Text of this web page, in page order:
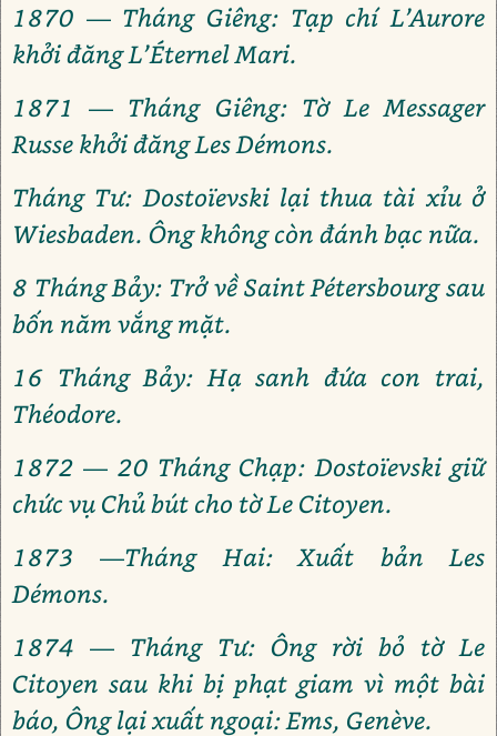
1870 — Tháng Giêng: Tạp chí L’Aurore
khởi đăng L’Éternel Mari.
1871 — Tháng Giêng: Tờ Le Messager
Russe khởi đăng Les Démons.
Tháng Tư: Dostoïevski lại thua tài xỉu ở
Wiesbaden. Ông không còn đánh bạc nữa.
8 Tháng Bảy: Trở về Saint Pétersbourg sau
bốn năm vắng mặt.
16 Tháng Bảy: Hạ sanh đứa con trai,
Théodore.
1872 — 20 Tháng Chạp: Dostoïevski giữ
chức vụ Chủ bút cho tờ Le Citoyen.
1873 —Tháng Hai: Xuất bản Les
Démons.
1874 — Tháng Tư: Ông rời bỏ tờ Le
Citoyen sau khi bị phạt giam vì một bài
báo, Ông lại xuất ngoại: Ems, Genève.